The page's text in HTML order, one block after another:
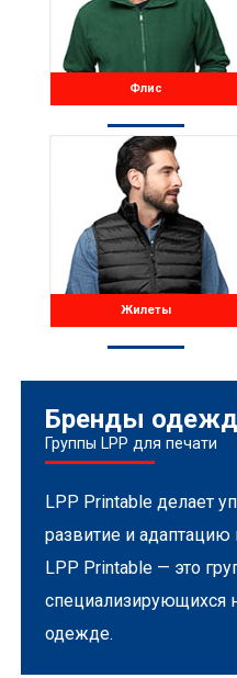
Флис
Жилеты
Бренды
Группы LPP для печати
LPP Printable делает
развитие и адаптацию
LPP Printable — это
специализирующихся
одежде.